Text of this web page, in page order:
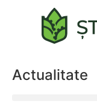
Actualitate